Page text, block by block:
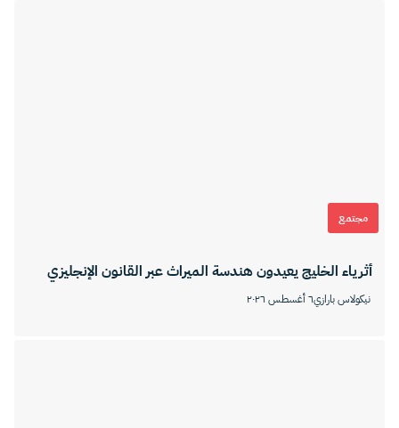
مجتمع
أثرياء الخليج يعيدون هندسة الميراث عبر القانون الإنجليزي
نيكولاس بارازي٦ أغسطس ٢٠٢٦